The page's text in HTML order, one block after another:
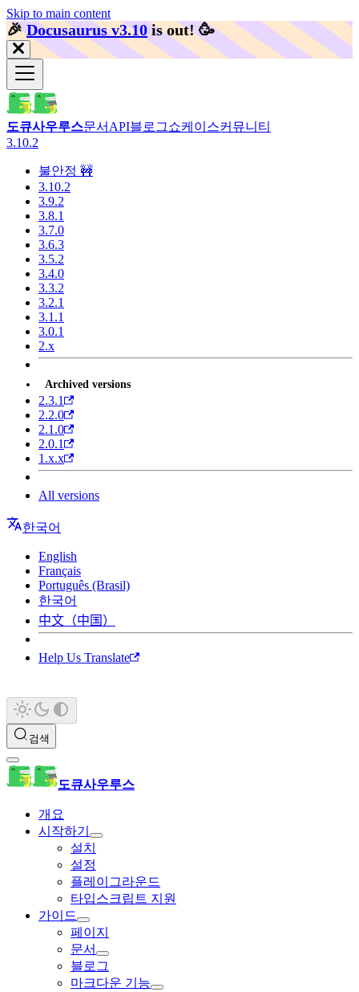
Skip to main content
🎉️Docusaurus v3.10 is out! 🥳️
도큐사우루스문서 API블로그쇼케이스커뮤니티
3.10.2
불안정 🚧
3.10.2
3.9.2
3.8.1
3.7.0
3.6.3
3.5.2
3.4.0
3.3.2
3.2.1
3.1.1
3.0.1
2.x
Archived versions
2.3.1
2.2.0
2.1.0
2.0.1
1.x.x
All versions
한국어
English
Français
Português (Brasil)
한국어
中文（中国）
Help Us Translate
검색
도큐사우루스
개요
시작하기
설치
설정
플레이그라운드
타입스크립트 지원
가이드
페이지
문서
블로그
마크다운 기능